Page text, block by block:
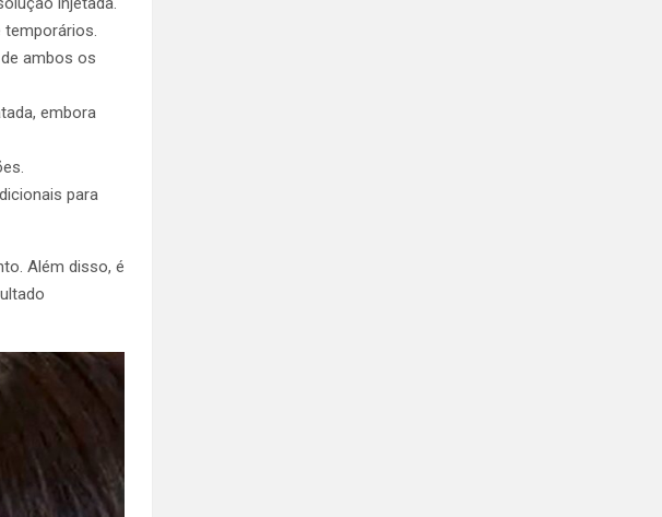
temporários.
ambos os
embora
para
Além disso, é